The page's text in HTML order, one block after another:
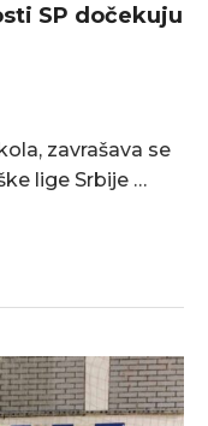
SP dočekuju
zavrašava se
lige Srbije …